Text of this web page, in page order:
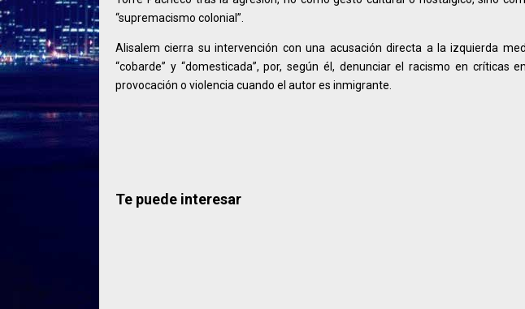
“supremacismo colonial”.
Alisalem cierra su intervención con una acusación directa a la izquierda
“cobarde” y “domesticada”, por, según él, denunciar el racismo en críticas
provocación o violencia cuando el autor es inmigrante.
Te puede interesar